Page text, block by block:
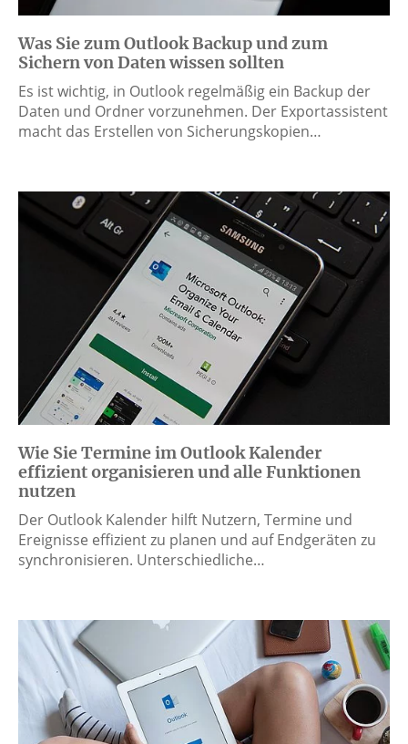
Was Sie zum Outlook Backup und zum
Sichern von Daten wissen sollten
Es ist wichtig, in Outlook regelmäßig ein Backup der
Daten und Ordner vorzunehmen. Der Exportassistent
macht das Erstellen von Sicherungskopien…
Wie Sie Termine im Outlook Kalender
effizient organisieren und alle Funktionen
nutzen
Der Outlook Kalender hilft Nutzern, Termine und
Ereignisse effizient zu planen und auf Endgeräten zu
synchronisieren. Unterschiedliche…